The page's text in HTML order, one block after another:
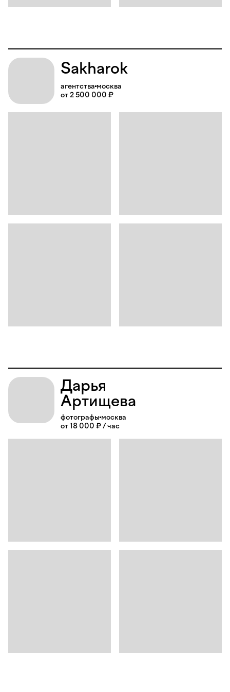
Sakharok
агентства москва
от 2 500 000 ₽
Дарья
Артищева
фотографы москва
от 18 000 ₽ / час